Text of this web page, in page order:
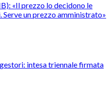
«Il prezzo lo decidono le
Serve un prezzo amministrato»
intesa triennale firmata